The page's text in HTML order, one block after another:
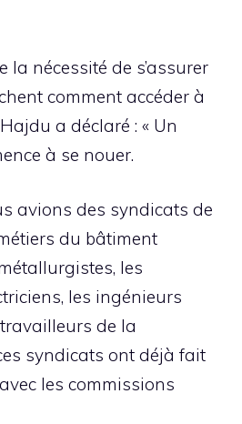
la nécessité de s’assurer
comment accéder à
a déclaré : « Un
à se nouer.
avions des syndicats de
du bâtiment
les
les ingénieurs
de la
syndicats ont déjà fait
les commissions